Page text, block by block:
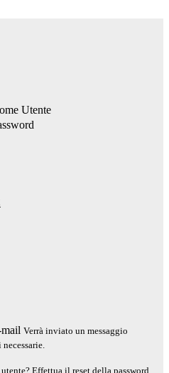
Utente
Verrà inviato un messaggio
Effettua il reset della password